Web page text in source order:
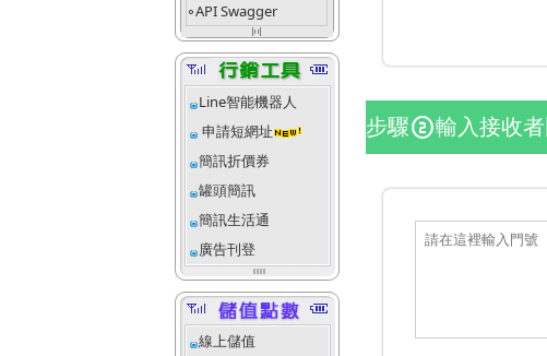
fiber_manual_record API Swagger
align_justify_space_even
Line智能機器人
申請短網址
簡訊折價券
罐頭簡訊
簡訊生活通
廣告刊登
線上儲值
步驟counter_2輸入接收